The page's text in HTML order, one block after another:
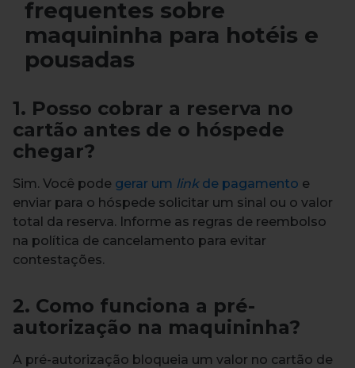
frequentes sobre
maquininha para hotéis e
pousadas
1. Posso cobrar a reserva no
cartão antes de o hóspede
chegar?
Sim. Você pode gerar um linkde pagamento e
enviar para o hóspede solicitar um sinal ou o valor
total da reserva. Informe as regras de reembolso
na política de cancelamento para evitar
contestações.
2. Como funciona a pré-
autorização na maquininha?
A pré-autorização bloqueia um valor no cartão de